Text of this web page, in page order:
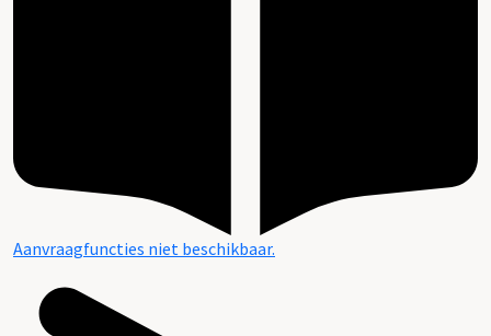
Aanvraagfuncties niet beschikbaar.